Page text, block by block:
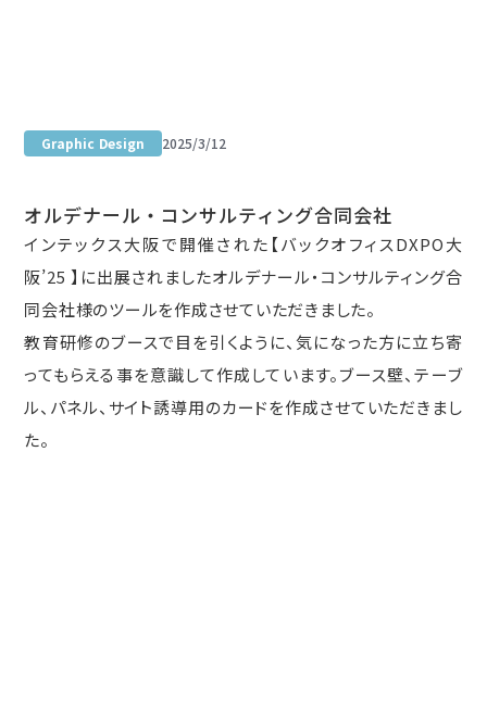
Graphic Design 2025/3/12
オルデナール・コンサルティング合同会社
インテックス大阪で開催された【バックオフィスDXPO大
阪’25 】に出展されましたオルデナール・コンサルティング合
同会社様のツールを作成させていただきました。
教育研修のブースで目を引くように、気になった方に立ち寄
ってもらえる事を意識して作成しています。ブース壁、テーブ
ル、パネル、サイト誘導用のカードを作成させていただきまし
た。